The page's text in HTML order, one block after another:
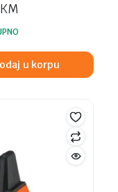
KM
u korpu